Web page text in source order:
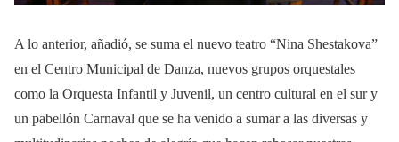
A lo anterior, añadió, se suma el nuevo teatro “Nina Shestakova”
en el Centro Municipal de Danza, nuevos grupos orquestales
como la Orquesta Infantil y Juvenil, un centro cultural en el sur y
un pabellón Carnaval que se ha venido a sumar a las diversas y